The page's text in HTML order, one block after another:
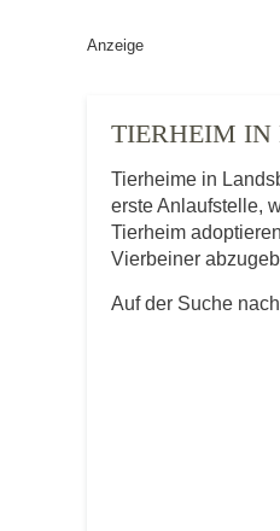
Anzeige
TIERHEIM IN
Tierheime in
erste Anlaufstelle,
Tierheim
Vierbeiner
Auf der Suche